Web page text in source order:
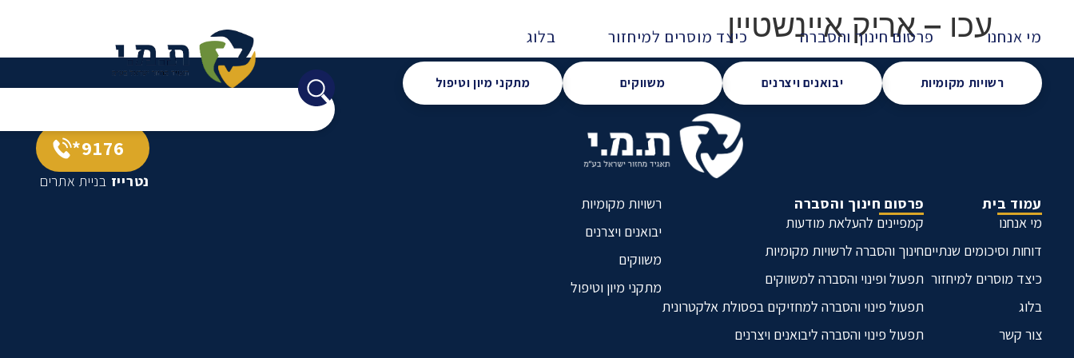
מי אנחנו פרסום חינוך והסברה כיצד מוסרים למיחזור בלוג
רשויות מקומיות יבואנים ויצרנים משווקים מתקני מיון וטיפול
עכו – אריק איינשטיין
עמוד בית
מי אנחנו
דוחות וסיכומים שנתיים
כיצד מוסרים למיחזור
בלוג
צור קשר
פרסום חינוך והסברה
קמפיינים להעלאת מודעות
חינוך והסברה לרשויות מקומיות
תפעול ופינוי והסברה למשווקים
תפעול פינוי והסברה למחזיקים בפסולת אלקטרונית
תפעול פינוי והסברה ליבואנים ויצרנים
רשויות מקומיות
יבואנים ויצרנים
משווקים
מתקני מיון וטיפול
9176*
נטרייז בניית אתרים